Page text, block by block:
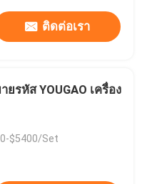
ติดต่อเรา
รหัส YOUGAO เครื่อง
$5400/Set